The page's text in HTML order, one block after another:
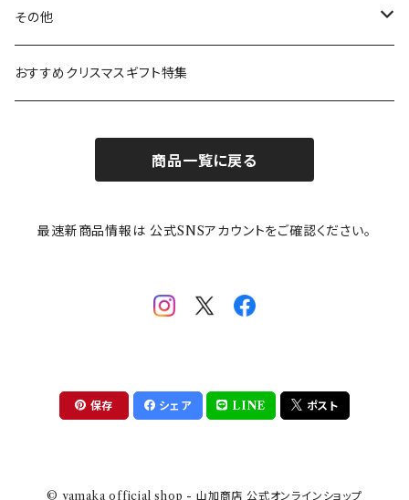
ガラスウェア
カトラリー
ピーターラビット
ポケットモンスター
mofusand（モフサンド）
mofsand×日比谷花壇
ちびまる子ちゃんandクレヨンしんちゃん
LAURA ASHLEY(ローラ アシュレイ)
Finlayson(フィンレイソン)
HANAE MORI(ハナエモリ)
THE BEATLES(ザ・ビートルズ)
【山加商店×yaeko】migratory bird
Cecera(セセラ)
CELEC(セレック)
隅切り重箱
HAPPY DINING(ハッピーダイニング)
さざなみ
吉祥
メイメイウェア
SoSo(ソソ）
その他
リサイクル食器
おすすめクリスマスギフト特集
商品一覧に戻る
最速新商品情報は 公式SNSアカウントをご確認ください。
保存 シェア LINE ポスト
© yamaka official shop - 山加商店 公式オンラインショップ